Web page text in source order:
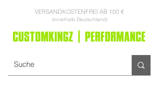
VERSANDKOSTENFREI AB 100 €
(innerhalb Deutschland)